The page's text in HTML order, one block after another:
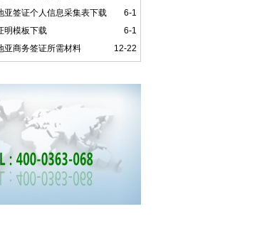
6-1
亚签证个人信息采集表下载
6-1
明模板下载
12-22
亚商务签证所需材料